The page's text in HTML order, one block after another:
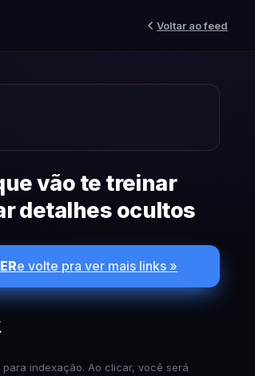
Voltar ao feed
vão te treinar
detalhes ocultos
e volte pra ver mais links »
indexação. Ao clicar, você será